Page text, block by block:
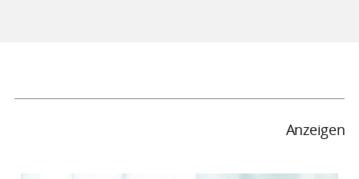
Anzeigen